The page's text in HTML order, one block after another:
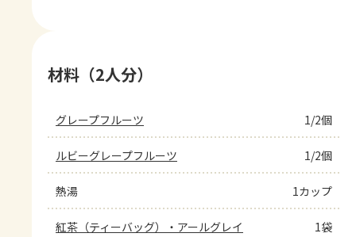
材料（2人分）
グレープフルーツ 1/2個
ルビーグレープフルーツ 1/2個
熱湯 1カップ
紅茶（ティーバッグ）・アールグレイ 1袋